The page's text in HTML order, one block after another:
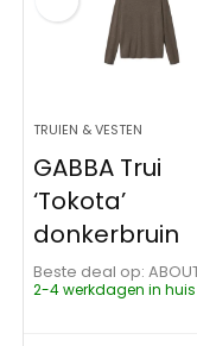
TRUIEN & VESTEN
GABBA Trui
‘Tokota’
donkerbruin
Beste deal op:
2-4 werkdagen in huis